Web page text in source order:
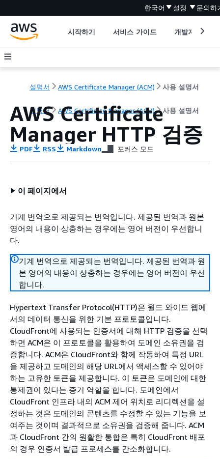
한국어 설정 문의하
시작하기 서비스 가이드 개발자 도구
설명서 AWS Certificate Manager (ACM) 사용 설명서
설명서 AWS Certificate Manager (ACM) 사용 설명서
AWS Certificate
Manager HTTP 검증
PDF RSS Markdown 포커스 모드
이 페이지에서
기계 번역으로 제공되는 번역입니다. 제공된 번역과 원본
영어의 내용이 상충하는 경우에는 영어 버전이 우선합니
다.
기계 번역으로 제공되는 번역입니다. 제공된 번역과 원
본 영어의 내용이 상충하는 경우에는 영어 버전이 우선
합니다.
Hypertext Transfer Protocol(HTTP)은 월드 와이드 웹에
서의 데이터 통신을 위한 기본 프로토콜입니다.
CloudFront에 사용되는 인증서에 대해 HTTP 검증을 선택
하면 ACM은 이 프로토콜을 활용하여 도메인 소유권을 검
증합니다. ACM은 CloudFront와 함께 작동하여 특정 URL
을 제공하고 도메인의 해당 URL에서 액세스할 수 있어야
하는 고유한 토큰을 제공합니다. 이 토큰은 도메인에 대한
통제권이 있다는 증거 역할을 합니다. 도메인에서
CloudFront 인프라 내의 ACM 제어 위치로 리디렉션을 설
정하는 것은 도메인의 콘텐츠를 수정할 수 있는 기능을 보
여주는 것이며 결과적으로 소유권을 검증해 줍니다. ACM
과 CloudFront 간의 원활한 통합은 특히 CloudFront 배포
의 경우 인증서 발급 프로세스를 간소화합니다.